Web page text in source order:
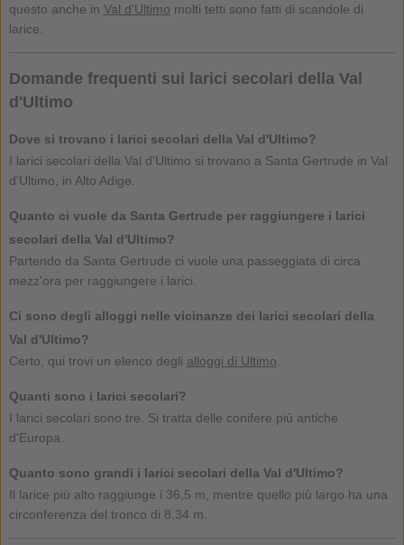
questo anche in Val d'Ultimo molti tetti sono fatti di scandole di
larice.
Domande frequenti sui larici secolari della Val
d'Ultimo
Dove si trovano i larici secolari della Val d'Ultimo?
I larici secolari della Val d'Ultimo si trovano a Santa Gertrude in Val
d'Ultimo, in Alto Adige.
Quanto ci vuole da Santa Gertrude per raggiungere i larici
secolari della Val d'Ultimo?
Partendo da Santa Gertrude ci vuole una passeggiata di circa
mezz'ora per raggiungere i larici.
Ci sono degli alloggi nelle vicinanze dei larici secolari della
Val d'Ultimo?
Certo, qui trovi un elenco degli alloggi di Ultimo
Quanti sono i larici secolari?
I larici secolari sono tre. Si tratta delle conifere più antiche
d'Europa.
Quanto sono grandi i larici secolari della Val d'Ultimo?
Il larice più alto raggiunge i 36,5 m, mentre quello più largo ha una
circonferenza del tronco di 8,34 m.